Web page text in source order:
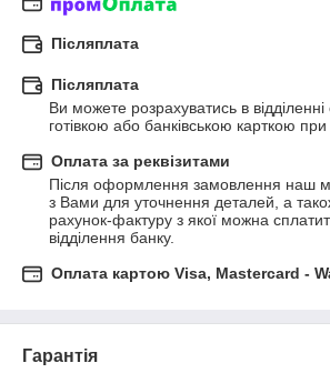
Післяплата
Післяплата
Ви можете розрахуватись в
готівкою або банківською карткою
Оплата за реквізитами
Після оформлення замовлення наш
з Вами для уточнення деталей, а
рахунок-фактуру з якої можна
відділення банку.
Оплата картою Visa, Mastercard -
Гарантія